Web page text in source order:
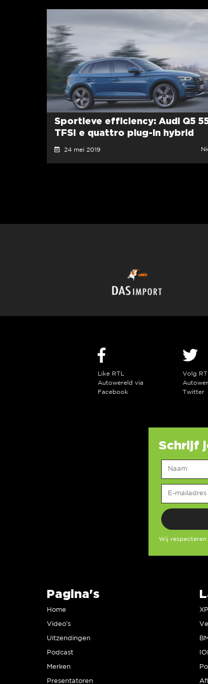
Sportieve efficiency: Audi Q5
TFSI e quattro plug-in hybrid
24 mei 2019
Like RTL
Autowereld via
Facebook
Volg RTL
Twitter
Schrijf
Wij respecteren
Pagina's
Home
Video’s
Uitzendingen
Podcast
Merken
Presentatoren